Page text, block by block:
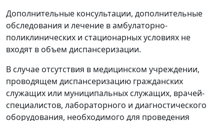
Дополнительные консультации, дополнительные
обследования и лечение в амбулаторно-
поликлинических и стационарных условиях не
входят в объем диспансеризации.
В случае отсутствия в медицинском учреждении,
проводящем диспансеризацию гражданских
служащих или муниципальных служащих, врачей-
специалистов, лабораторного и диагностического
оборудования, необходимого для проведения